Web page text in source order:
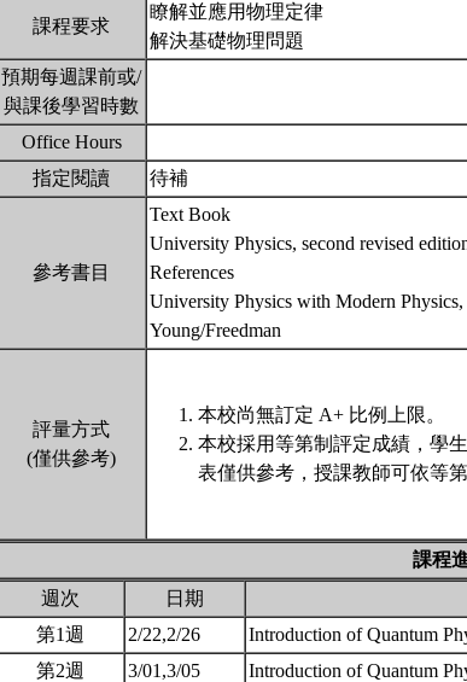
課程要求
瞭解並應用物理定律
解決基礎物理問題
預期每週課前或/
與課後學習時數
Office Hours
指定閱讀
待補
參考書目
Text Book
University Physics, second revised
References
University Physics with Modern
Young/Freedman
評量方式
(僅供參考)
本校尚無訂定 A+ 比例上限。
本校採用等第制評定成績，學
表僅供參考，授課教師可依等
課程
週次
日期
第1週
2/22,2/26
Introduction of Quantum
第2週
3/01,3/05
Introduction of Quantum